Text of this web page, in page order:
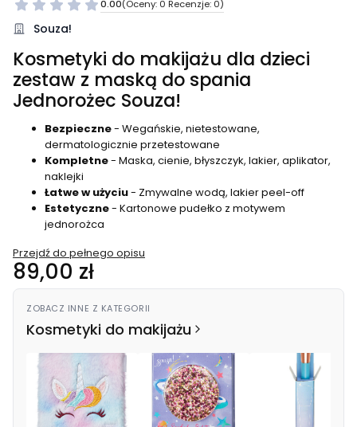
0.00(Oceny: 0 Recenzje: 0)
Souza!
Kosmetyki do makijażu dla dzieci
zestaw z maską do spania
Jednorożec Souza!
Bezpieczne- Wegańskie, nietestowane,
dermatologicznie przetestowane
Kompletne- Maska, cienie, błyszczyk, lakier, aplikator,
naklejki
Łatwe w użyciu- Zmywalne wodą, lakier peel-off
Estetyczne- Kartonowe pudełko z motywem
jednorożca
Przejdź do pełnego opisu
Cena
89,00 zł
ZOBACZ INNE Z KATEGORII
Kosmetyki do makijażu